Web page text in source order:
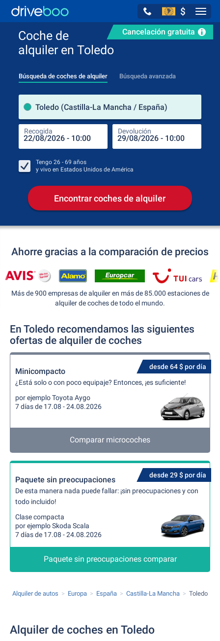
$
Cancelación gratuita
Coche de
alquiler en Toledo
Búsqueda de coches de alquiler Búsqueda avanzada
Toledo (Castilla-La Mancha / España)
Recogida Devolución
Tengo 26 - 69 años
y vivo en Estados Unidos de América
Encontrar coches de alquiler
Ahorre gracias a la comparación de precios
Más de 900 empresas de alquiler en más de 85.000 estaciones de
alquiler de coches de todo el mundo.
En Toledo recomendamos las siguientes
ofertas de alquiler de coches
desde 64 $ por día
Minicompacto
¿Está solo o con poco equipaje? Entonces, ¡es suficiente!
por ejemplo Toyota Aygo
7 días de 17.08 - 24.08.2026
Comparar microcoches
desde 29 $ por día
Paquete sin preocupaciones
De esta manera nada puede fallar: ¡sin preocupaciones y con
todo incluido!
Clase compacta
por ejemplo Skoda Scala
7 días de 17.08 - 24.08.2026
Paquete sin preocupaciones comparar
Alquiler de autos Europa España Castilla-La Mancha Toledo
Alquiler de coches en Toledo